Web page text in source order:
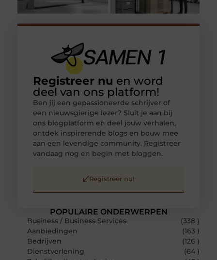
POPULAIRE ONDERWERPEN
Business / Business Services
(338 )
Aanbiedingen
(163 )
Bedrijven
(126 )
Dienstverlening
(64 )
Registreer nu en word
deel van ons platform!
Ben jij een gepassioneerde schrijver of
een nieuwsgierige lezer? Sluit je aan bij
ons blogplatform en deel jouw verhalen,
ontdek inspirerende blogs en bouw mee
aan een levendige community. Registreer
vandaag nog en begin met bloggen.
Registreer nu!